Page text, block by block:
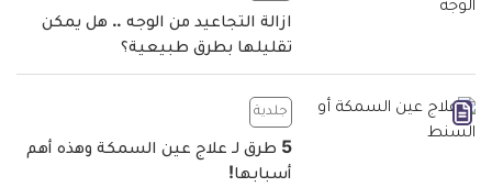
ازالة التجاعيد من الوجه .. هل يمكن
تقليلها بطرق طبيعية؟
جلدية
5 طرق لـ علاج عين السمكة وهذه أهم
أسبابها!